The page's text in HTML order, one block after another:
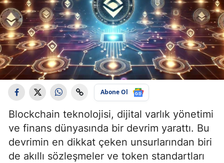
Abone Ol
Blockchain teknolojisi, dijital varlık yönetimi
ve finans dünyasında bir devrim yarattı. Bu
devrimin en dikkat çeken unsurlarından biri
de akıllı sözleşmeler ve token standartları